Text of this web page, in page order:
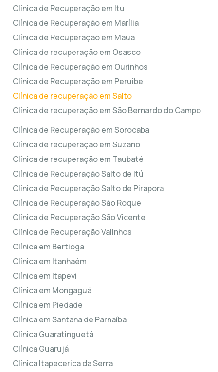
Clínica de Recuperação em Itu
Clínica de Recuperação em Marília
Clínica de Recuperação em Maua
Clínica de recuperação em Osasco
Clínica de Recuperação em Ourinhos
Clínica de Recuperação em Peruibe
Clínica de recuperação em Salto
Clínica de recuperação em São Bernardo do Campo
Clínica de Recuperação em Sorocaba
Clínica de recuperação em Suzano
Clínica de recuperação em Taubaté
Clínica de Recuperação Salto de Itú
Clínica de Recuperação Salto de Pirapora
Clínica de Recuperação São Roque
Clínica de Recuperação São Vicente
Clínica de Recuperação Valinhos
Clínica em Bertioga
Clínica em Itanhaém
Clínica em Itapevi
Clínica em Mongaguá
Clínica em Piedade
Clínica em Santana de Parnaíba
Clínica Guaratinguetá
Clínica Guarujá
Clínica Itapecerica da Serra